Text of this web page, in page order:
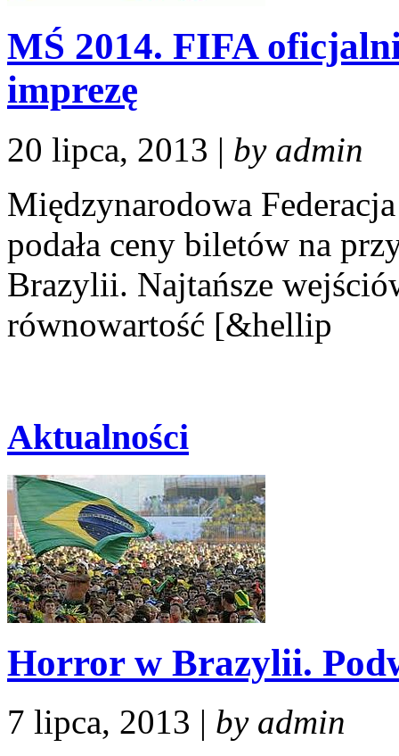
MŚ 2014. FIFA
imprezę
20 lipca, 2013 | by admin
Międzynarodowa
podała ceny biletów na
Brazylii. Najtańsze
równowartość [&hellip
Aktualności
Horror w Brazylii.
7 lipca, 2013 | by admin